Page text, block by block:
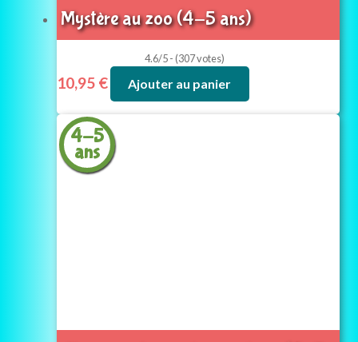
Mystère au zoo (4-5 ans)
4.6/5 - (307 votes)
10,95 € Ajouter au panier
4-5
ans